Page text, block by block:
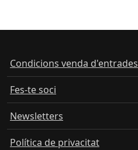
Condicions venda d'entrades
Fes-te soci
Newsletters
Política de privacitat